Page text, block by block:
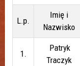
L.p.
Imię i
Nazwisko
1.
Patryk
Traczyk